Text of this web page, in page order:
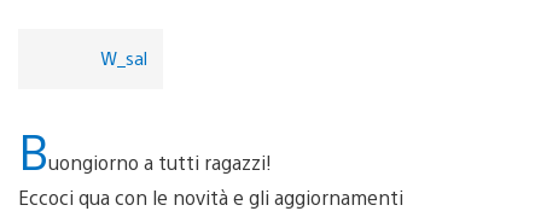
W_sal
Buongiorno a tutti ragazzi!
Eccoci qua con le novità e gli aggiornamenti